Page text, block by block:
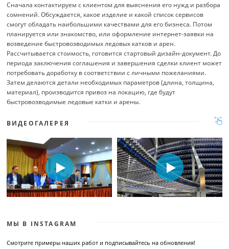
Сначала контактируем с клиентом для выяснения его нужд и разбора
сомнений. Обсуждается, какое изделие и какой список сервисов
смогут обладать наибольшими качествами для его бизнеса. Потом
планируется или знакомство, или оформление интернет-заявки на
возведение быстровозводимых ледовых катков и арен.
Рассчитывается стоимость, готовится стартовый дизайн-документ. До
периода заключения соглашения и завершения сделки клиент может
потребовать доработку в соответствии с личными пожеланиями.
Затем делаются детали необходимых параметров (длина, толщина,
материал), производится привоз на локацию, где будут
быстровозводимые ледовые катки и арены.
ВИДЕОГАЛЕРЕЯ
МЫ В INSTAGRAM
Смотрите примеры наших работ и подписывайтесь на обновления!